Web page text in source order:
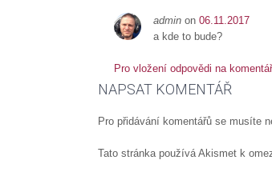
admin on 06.11.2017
a kde to bude?
Pro vložení odpovědi na
NAPSAT KOMENTÁŘ
Pro přidávání komentářů se musíte
Tato stránka používá Akismet k